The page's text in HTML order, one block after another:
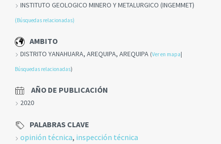
INSTITUTO GEOLOGICO MINERO Y METALURGICO (INGEMMET)
(Búsquedas relacionadas)
AMBITO
DISTRITO YANAHUARA, AREQUIPA, AREQUIPA (Ver en mapa
Búsquedas relacionadas)
AÑO DE PUBLICACIÓN
2020
PALABRAS CLAVE
opinión técnica, inspección técnica